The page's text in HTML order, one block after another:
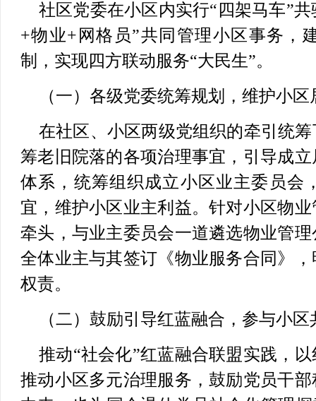
社区党委在小区内实行“四架马车”
+物业+网格员”共同管理小区事务，
制，实现四方联动服务“大民生”。
（一）各级党委统筹规划，维护小
在社区、小区两级党组织的牵引统
筹老旧院落的各项治理事宜，引导成
体系，统筹组织成立小区业主委员会
宜，维护小区业主利益。针对小区物
牵头，与业主委员会一道遴选物业管
全体业主与其签订《物业服务合同》
权责。
（二）鼓励引导红蓝融合，参与小
推动“社会化”红蓝融合联盟实践，
推动小区多元治理服务，鼓励党员干